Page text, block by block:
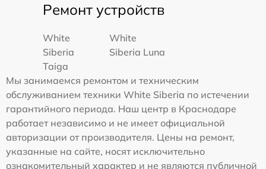
Ремонт устройств
White
Siberia
Taiga
White
Siberia Luna
Мы занимаемся ремонтом и техническим
обслуживанием техники White Siberia по истечении
гарантийного периода. Наш центр в Краснодаре
работает независимо и не имеет официальной
авторизации от производителя. Цены на ремонт,
указанные на сайте, носят исключительно
ознакомительный характер и не являются публичной